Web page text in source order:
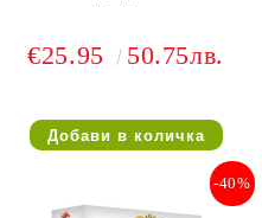
€25.95 50.75лв.
-40%